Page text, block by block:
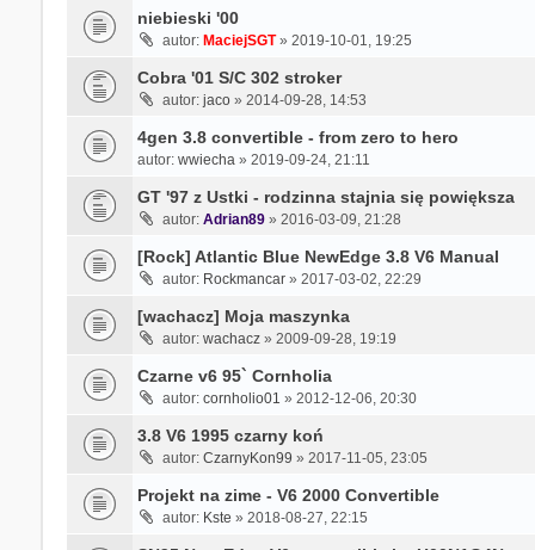
niebieski '00
autor: MaciejSGT» 2019-10-01, 19:25
Cobra '01 S/C 302 stroker
autor: jaco» 2014-09-28, 14:53
4gen 3.8 convertible - from zero to hero
autor: wwiecha» 2019-09-24, 21:11
GT '97 z Ustki - rodzinna stajnia się powiększa
autor: Adrian89» 2016-03-09, 21:28
[Rock] Atlantic Blue NewEdge 3.8 V6 Manual
autor: Rockmancar» 2017-03-02, 22:29
[wachacz] Moja maszynka
autor: wachacz» 2009-09-28, 19:19
Czarne v6 95` Cornholia
autor: cornholio01 » 2012-12-06, 20:30
3.8 V6 1995 czarny koń
autor: CzarnyKon99 » 2017-11-05, 23:05
Projekt na zime - V6 2000 Convertible
autor: Kste » 2018-08-27, 22:15